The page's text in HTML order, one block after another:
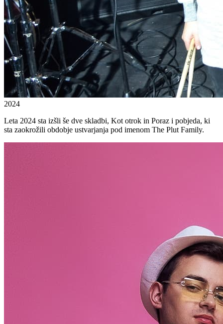
2024
Leta 2024 sta izšli še dve skladbi, Kot otrok in Poraz i pobjeda, ki
sta zaokrožili obdobje ustvarjanja pod imenom The Plut Family.